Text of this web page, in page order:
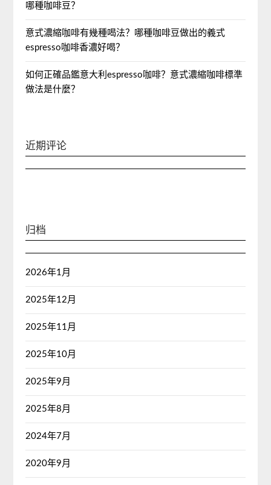
哪種咖啡豆？
意式濃縮咖啡有幾種喝法？哪種咖啡豆做出的義式
espresso咖啡香濃好喝？
如何正確品鑑意大利espresso咖啡？意式濃縮咖啡標準
做法是什麼？
近期评论
归档
2026年1月
2025年12月
2025年11月
2025年10月
2025年9月
2025年8月
2024年7月
2020年9月